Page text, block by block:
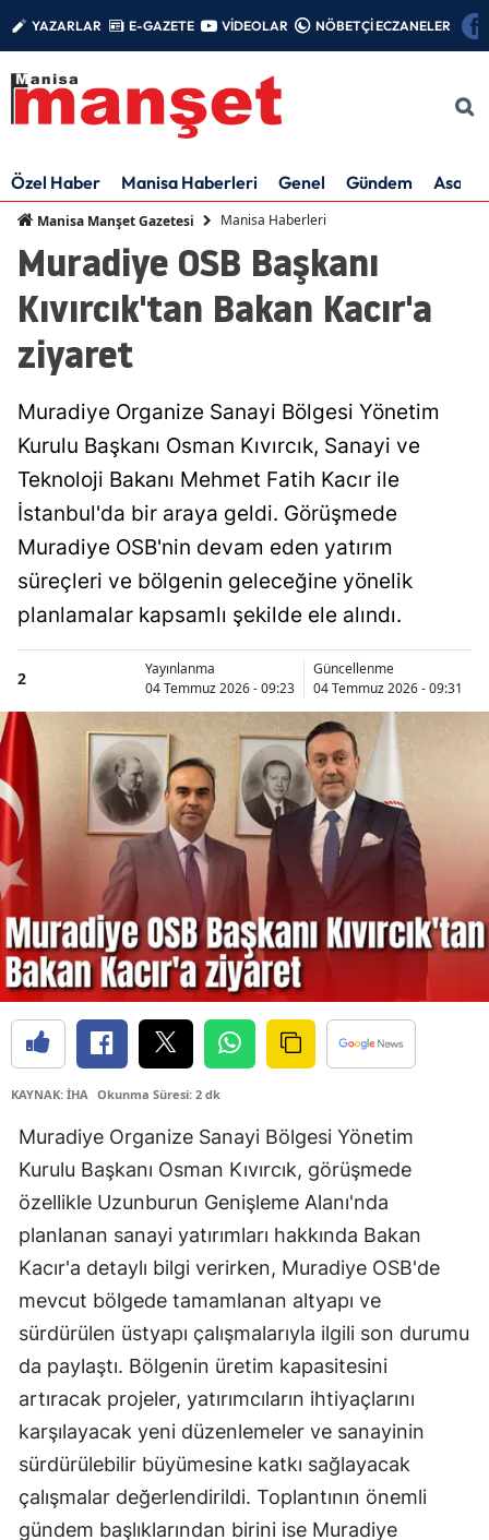
YAZARLAR E-GAZETE VİDEOLAR NÖBETÇİ ECZANELER
Özel Haber Manisa Haberleri Genel Gündem Asayiş
Manisa Manşet Gazetesi Manisa Haberleri
Muradiye OSB Başkanı
Kıvırcık'tan Bakan Kacır'a
ziyaret
Muradiye Organize Sanayi Bölgesi Yönetim
Kurulu Başkanı Osman Kıvırcık, Sanayi ve
Teknoloji Bakanı Mehmet Fatih Kacır ile
İstanbul'da bir araya geldi. Görüşmede
Muradiye OSB'nin devam eden yatırım
süreçleri ve bölgenin geleceğine yönelik
planlamalar kapsamlı şekilde ele alındı.
2
Yayınlanma
04 Temmuz 2026 - 09:23
Güncellenme
04 Temmuz 2026 - 09:31
KAYNAK: İHA Okunma Süresi: 2 dk
Muradiye Organize Sanayi Bölgesi Yönetim
Kurulu Başkanı Osman Kıvırcık, görüşmede
özellikle Uzunburun Genişleme Alanı'nda
planlanan sanayi yatırımları hakkında Bakan
Kacır'a detaylı bilgi verirken, Muradiye OSB'de
mevcut bölgede tamamlanan altyapı ve
sürdürülen üstyapı çalışmalarıyla ilgili son durumu
da paylaştı. Bölgenin üretim kapasitesini
artıracak projeler, yatırımcıların ihtiyaçlarını
karşılayacak yeni düzenlemeler ve sanayinin
sürdürülebilir büyümesine katkı sağlayacak
çalışmalar değerlendirildi. Toplantının önemli
gündem başlıklarından birini ise Muradiye